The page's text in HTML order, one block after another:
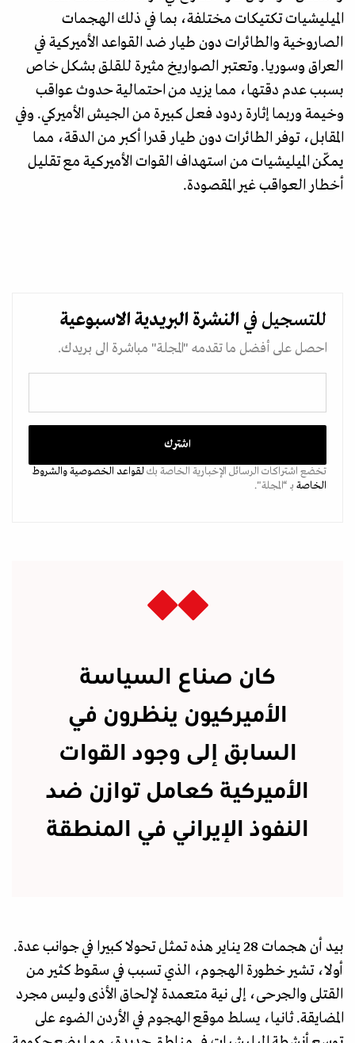
الميليشيات تكتيكات مختلفة، بما في ذلك الهجمات
الصاروخية والطائرات دون طيار ضد القواعد الأميركية في
العراق وسوريا. وتعتبر الصواريخ مثيرة للقلق بشكل خاص
بسبب عدم دقتها، مما يزيد من احتمالية حدوث عواقب
وخيمة وربما إثارة ردود فعل كبيرة من الجيش الأميركي. وفي
المقابل، توفر الطائرات دون طيار قدرا أكبر من الدقة، مما
يمكّن الميليشيات من استهداف القوات الأميركية مع تقليل
أخطار العواقب غير المقصودة.
للتسجيل في النشرة البريدية الاسبوعية
احصل على أفضل ما تقدمه "المجلة" مباشرة الى بريدك.
تخضع اشتراكات الرسائل الإخبارية الخاصة بكلقواعد الخصوصيةوالشروط
الخاصة بـ “المجلة".
كان صناع السياسة
الأميركيون ينظرون في
السابق إلى وجود القوات
الأميركية كعامل توازن ضد
النفوذ الإيراني في المنطقة
بيد أن هجمات 28 يناير هذه تمثل تحولا كبيرا في جوانب عدة.
أولا، تشير خطورة الهجوم، الذي تسبب في سقوط كثير من
القتلى والجرحى، إلى نية متعمدة لإلحاق الأذى وليس مجرد
المضايقة. ثانيا، يسلط موقع الهجوم في الأردن الضوء على